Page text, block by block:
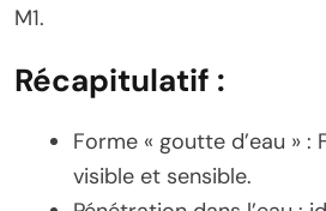
M1.
Récapitulatif :
Forme « goutte d’eau »
visible et sensible.